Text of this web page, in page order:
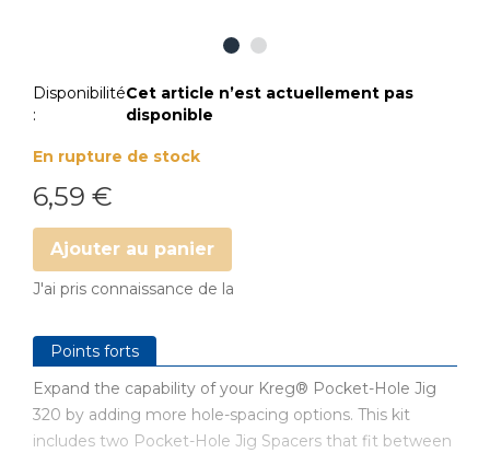
Disponibilité
:
Cet article n’est actuellement pas
disponible
En rupture de stock
6,59 €
Ajouter au panier
J'ai pris connaissance de la
Points forts
Expand the capability of your Kreg® Pocket-Hole Jig
320 by adding more hole-spacing options. This kit
includes two Pocket-Hole Jig Spacers that fit between